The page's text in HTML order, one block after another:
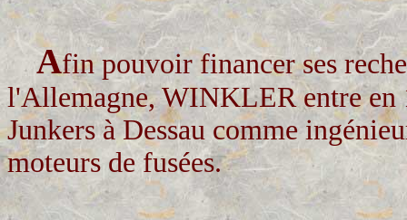
Afin pouvoir financer ses
l'Allemagne, WINKLER entre en
Junkers à Dessau comme
moteurs de fusées.